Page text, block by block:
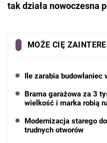
tak działa nowoczesna
MOŻE CIĘ
Ile zarabia budowlaniec
Brama garażowa za 3
wielkość i marka robią
Modernizacja starego
trudnych otworów